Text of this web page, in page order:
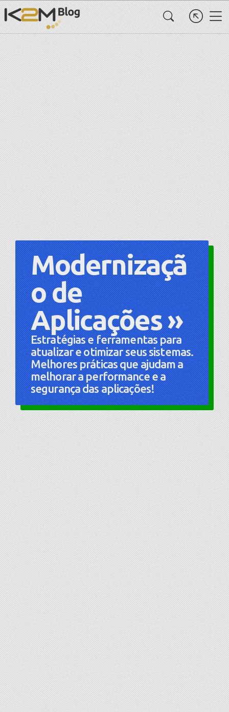
Modernizaçã
o de
Aplicações »
Estratégias e ferramentas para
atualizar e otimizar seus sistemas.
Melhores práticas que ajudam a
melhorar a performance e a
segurança das aplicações!